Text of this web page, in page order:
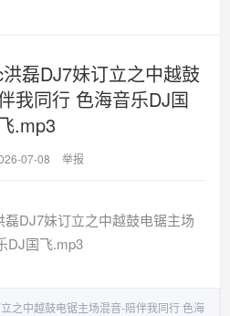
磊DJ7妹订立之中越鼓
我同行 色海音乐DJ国
.mp3
07-08 举报
DJ7妹订立之中越鼓电锯主场
DJ国飞.mp3
之中越鼓电锯主场混音-陪伴我同行 色海